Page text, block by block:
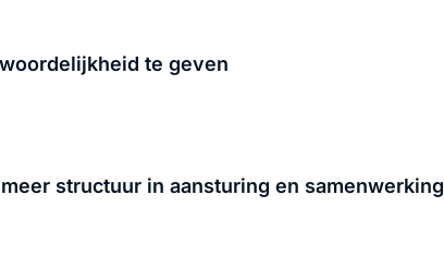
te geven
structuur in aansturing en samenwerking